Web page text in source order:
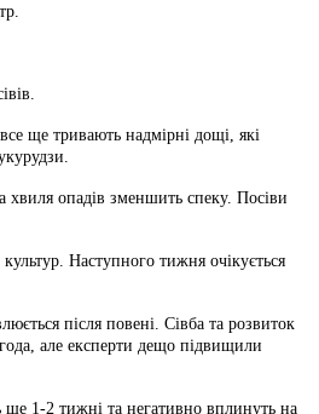
ще тривають надмірні дощі, які
хвиля опадів зменшить спеку. Посіви
Наступного тижня очікується
після повені. Сівба та розвиток
але експерти дещо підвищили
ще 1-2 тижні та негативно вплинуть на